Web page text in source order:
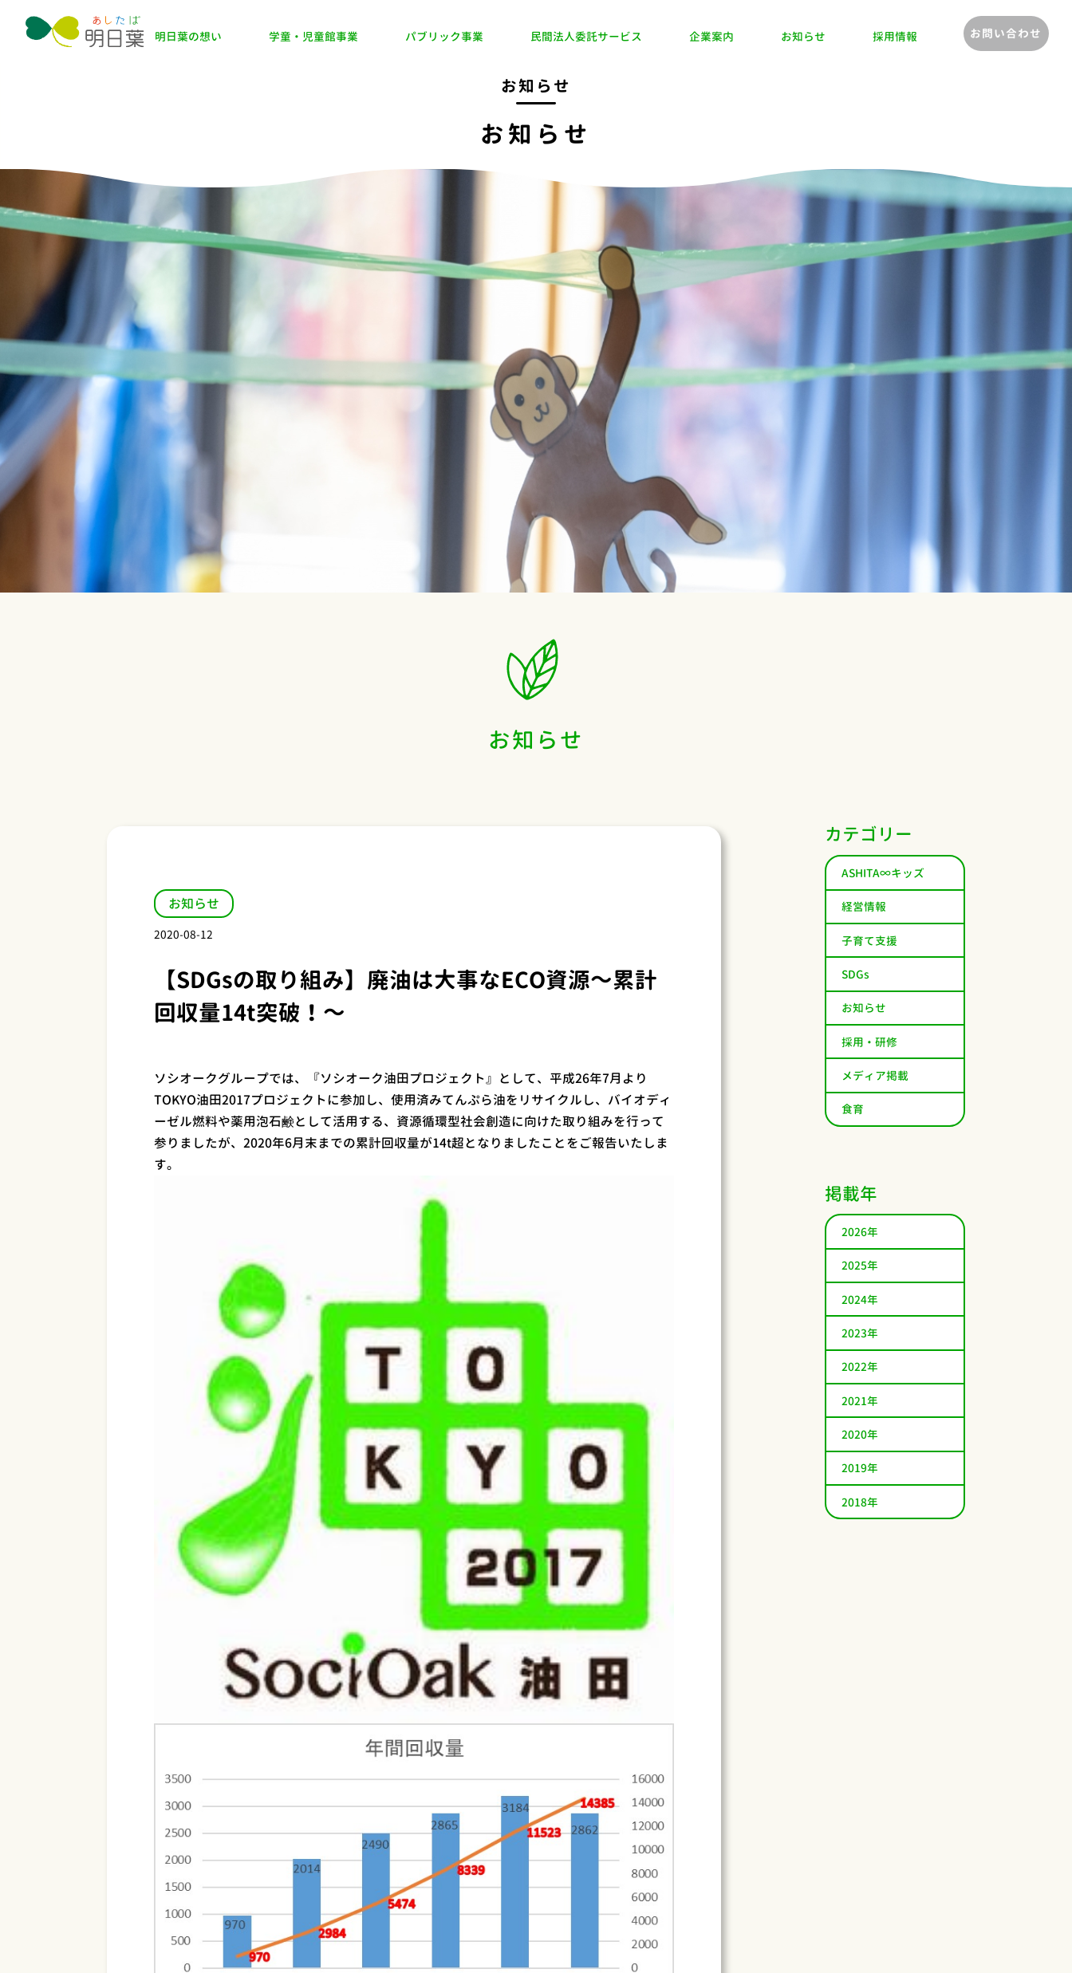
明日葉の想い 学童・児童館事業 パブリック事業 民間法人委託サービス 企業案内 お知らせ 採用情報 お問い合わせ
お知らせ
お知らせ
お知らせ
お知らせ
2020-08-12
【SDGsの取り組み】廃油は大事なECO資源～累計
回収量14t突破！～
ソシオークグループでは、『ソシオーク油田プロジェクト』として、平成26年7月より
TOKYO油田2017プロジェクトに参加し、使用済みてんぷら油をリサイクルし、バイオディ
ーゼル燃料や薬用泡石鹸として活用する、資源循環型社会創造に向けた取り組みを行って
参りましたが、2020年6月末までの累計回収量が14t超となりましたことをご報告いたしま
す。
カテゴリー
ASHITA∞キッズ
経営情報
子育て支援
SDGs
お知らせ
採用・研修
メディア掲載
食育
掲載年
2026年
2025年
2024年
2023年
2022年
2021年
2020年
2019年
2018年